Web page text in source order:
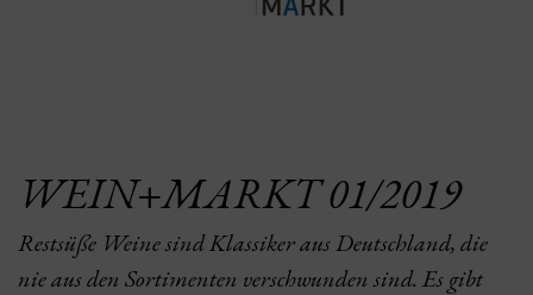
WEIN+MARKT 01/2019
Restsüße Weine sind Klassiker aus Deutschland, die
nie aus den Sortimenten verschwunden sind. Es gibt